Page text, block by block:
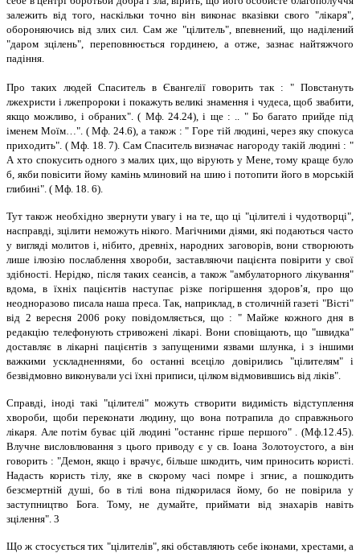
залежить від того, наскільки точно він виконає вказівки свого "лікаря",
обороняючись від злих сил. Сам же "цілитель", впевнений, що наділений
"даром зцілень", переповнюється гординею, а отже, зазнає найтяжчого
падіння.
Про таких людей Спаситель в Євангелії говорить так : " Повстануть
лжехристи і лжепророки і покажуть великі знамення і чудеса, щоб звабити,
якщо можливо, і обраних". ( Мф. 24.24), і ще : .. " Бо багато прийде під
іменем Моїм…". ( Мф. 24.6), а також : " Горе тій людині, через яку спокуса
приходить". ( Мф. 18. 7). Сам Спаситель визначає нагороду такій людині : "
А хто спокусить одного з малих цих, що вірують у Мене, тому краще було
б, якби повісити йому камінь млиновий на шию і потопити його в морській
глибині". ( Мф. 18. 6).
Тут також необхідно звернути увагу і на те, що ці "цілителі і чудотворці",
насправді, зцілити неможуть нікого. Магічними діями, які подаються часто
у вигляді молитов і, нібито, древніх, народних заговорів, вони створюють
лише ілюзію послаблення хвороби, заставляючи пацієнта повірити у свої
здібності. Нерідко, після таких сеансів, а також "амбулаторного лікування"
вдома, в їхніх пацієнтів наступає різке погіршення здоров’я, про що
неодноразово писала наша преса. Так, наприклад, в столичній газеті "Вісті"
від 2 вересня 2006 року повідомляється, що : " Майже кожного дня в
редакцію телефонують стривожені лікарі. Вони сповіщають, що "швидка"
доставляє в лікарні пацієнтів з запущеними язвами шлунка, і з іншими
важкими ускладненнями, бо останні всеціло довірились "цілителям" і
безвідмовно виконували усі їхні приписи, цілком відмовившись від ліків".
Справді, іноді такі "цілителі" можуть створити видимість відступлення
хвороби, щоби переконати людину, що вона потрапила до справжнього
лікаря. Але потім буває цій людині "останнє гірше першого" . (Мф.12.45).
Влучне висловлювання з цього приводу є у св. Іоана Золотоустого, а він
говорить : "Демон, якщо і врачує, більше шкодить, чим приносить користі.
Надасть користь тілу, яке в скорому часі помре і згниє, а пошкодить
безсмертній душі, бо в тілі вона підкорилася йому, бо не повірила у
заступництво Бога. Тому, не думайте, приймати від знахарів навіть
зцілення". 3
Що ж стосується тих "цілителів", які обставляють себе іконами, хрестами, а